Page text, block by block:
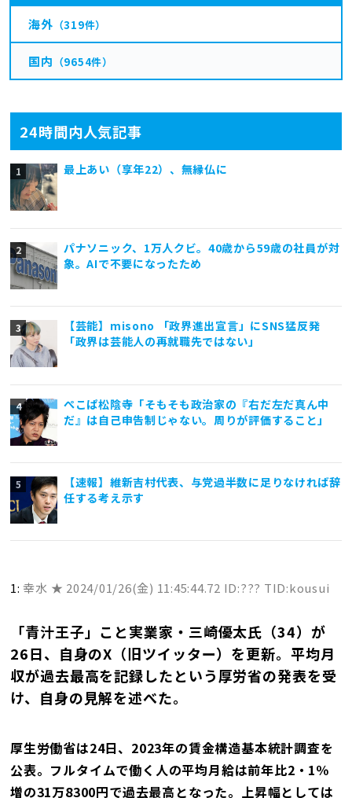
24時間内人気記事
最上あい（享年22）、無縁仏に
パナソニック、1万人クビ。40歳から59歳の社員が対
象。AIで不要になったため
【芸能】misono 「政界進出宣言」にSNS猛反発
「政界は芸能人の再就職先ではない」
ぺこぱ松陰寺「そもそも政治家の『右だ左だ真ん中
だ』は自己申告制じゃない。周りが評価すること」
【速報】維新吉村代表、与党過半数に足りなければ辞
任する考え示す
1: 幸水 ★ 2024/01/26(金) 11:45:44.72 ID:??? TID:kousui
「青汁王子」こと実業家・三崎優太氏（34）が
26日、自身のX（旧ツイッター）を更新。平均月
収が過去最高を記録したという厚労省の発表を受
け、自身の見解を述べた。
厚生労働省は24日、2023年の賃金構造基本統計調査を
公表。フルタイムで働く人の平均月給は前年比2・1％
増の31万8300円で過去最高となった。上昇幅としては
海外 （319件）
国内 （9654件）